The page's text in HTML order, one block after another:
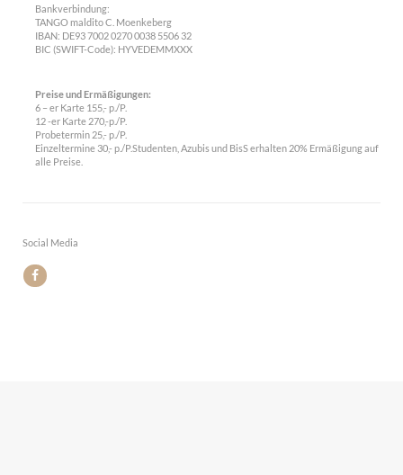
Bankverbindung:
TANGO maldito C. Moenkeberg
IBAN: DE93 7002 0270 0038 5506 32
BIC (SWIFT-Code): HYVEDEMMXXX
Preise und Ermäßigungen:
6 – er Karte 155,- p./P.
12 -er Karte 270,-p./P.
Probetermin 25,- p./P.
Einzeltermine 30,- p./P.Studenten, Azubis und BisS erhalten 20% Ermäßigung auf
alle Preise.
Social Media